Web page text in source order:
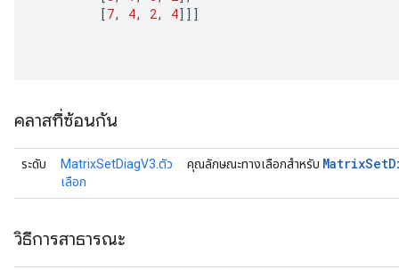
[7, 4, 2, 4]]]
คลาสที่ซ้อนกัน
ระดับ
MatrixSetDiagV3.ตัว
เลือก
คุณลักษณะทางเลือกสำหรับ MatrixSet
วิธีการสาธารณะ